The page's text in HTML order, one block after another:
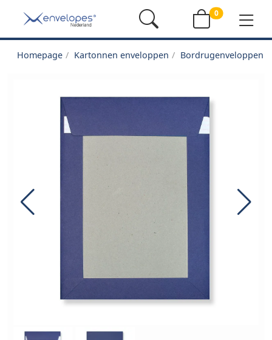
0
Homepage Kartonnen enveloppen Bordrugenveloppen